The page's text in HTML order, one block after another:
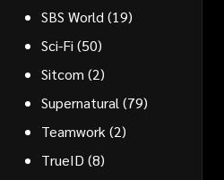
SBS World (19)
Sci-Fi (50)
Sitcom (2)
Supernatural (79)
Teamwork (2)
TrueID (8)